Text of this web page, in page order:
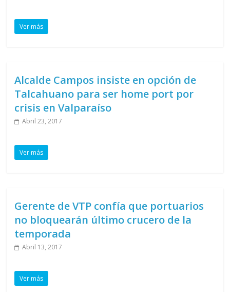
Ver más
Alcalde Campos insiste en opción de
Talcahuano para ser home port por
crisis en Valparaíso
Abril 23, 2017
Ver más
Gerente de VTP confía que portuarios
no bloquearán último crucero de la
temporada
Abril 13, 2017
Ver más